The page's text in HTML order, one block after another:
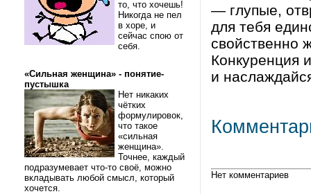
то, что хочешь!
Никогда не пел
в хоре, и
сейчас спою от
себя.
«Сильная женщина» - понятие-
пустышка
Нет никаких
чётких
формулировок,
что такое
«сильная
женщина».
Точнее, каждый
подразумевает что-то своё, можно
вкладывать любой смысл, который
хочется.
— глупые,
для тебя
свойственно
Конкуpенция
и
Нет комментариев